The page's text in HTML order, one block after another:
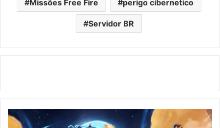
Missões Free Fire perigo cibernetico
Servidor BR
Virada
Suprema